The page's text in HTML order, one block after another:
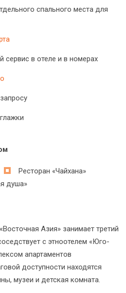
спального места для
сервис в отеле и в номерах
Ресторан «Чайхана»
душа»
Азия» занимает третий
с этноотелем «Юго-
апартаментов
доступности находятся
музеи и детская комната.